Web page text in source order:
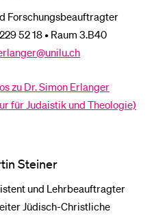
Forschungsbeauftragter
52 18 • Raum 3.B40
zu Dr. Simon Erlanger
für Judaistik und Theologie)
Steiner
und Lehrbeauftragter
Jüdisch-Christliche